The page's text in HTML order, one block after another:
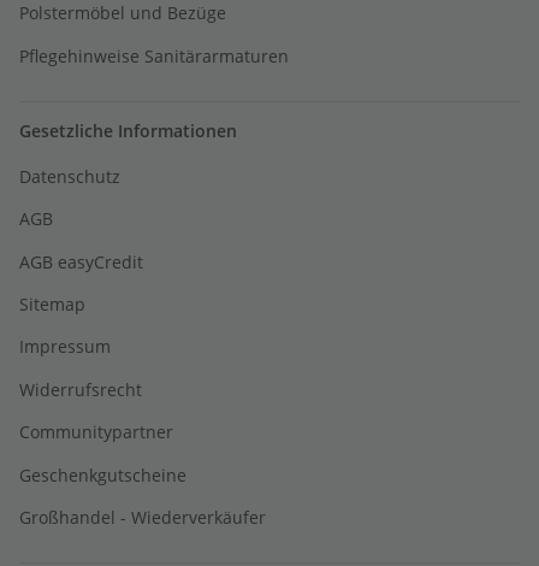
Polstermöbel und Bezüge
Pflegehinweise Sanitärarmaturen
Gesetzliche Informationen
Datenschutz
AGB
AGB easyCredit
Sitemap
Impressum
Widerrufsrecht
Communitypartner
Geschenkgutscheine
Großhandel - Wiederverkäufer